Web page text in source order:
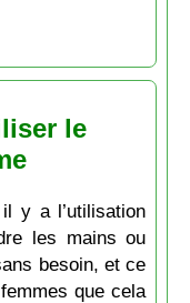
le
y a l’utilisation
les mains ou
besoin, et ce
que cela